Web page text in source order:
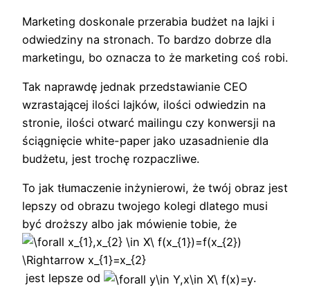
Marketing doskonale przerabia budżet na lajki i
odwiedziny na stronach. To bardzo dobrze dla
marketingu, bo oznacza to że marketing coś robi.
Tak naprawdę jednak przedstawianie CEO
wzrastającej ilości lajków, ilości odwiedzin na
stronie, ilości otwarć mailingu czy konwersji na
ściągnięcie white-paper jako uzasadnienie dla
budżetu, jest trochę rozpaczliwe.
To jak tłumaczenie inżynierowi, że twój obraz jest
lepszy od obrazu twojego kolegi dlatego musi
być droższy albo jak mówienie tobie, że
jest lepsze od .